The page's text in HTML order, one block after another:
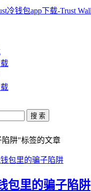
搜 索
阱"标签的文章
包里的骗子陷阱